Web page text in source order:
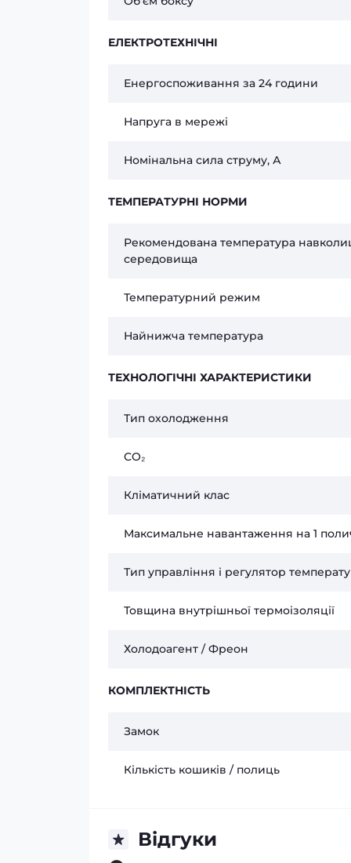
ЕЛЕКТРОТЕХНІЧНІ
Енергоспоживання за 24 години
Напруга в мережі
Номінальна сила струму, А
ТЕМПЕРАТУРНІ НОРМИ
Рекомендована температура
середовища
Температурний режим
Найнижча температура
ТЕХНОЛОГІЧНІ ХАРАКТЕРИСТИКИ
Тип охолодження
CO₂
Кліматичний клас
Максимальне навантаження на 1
Тип управління і регулятор
Товщина внутрішньої термоізоляції
Холодоагент / Фреон
КОМПЛЕКТНІСТЬ
Замок
Кількість кошиків / полиць
Відгуки